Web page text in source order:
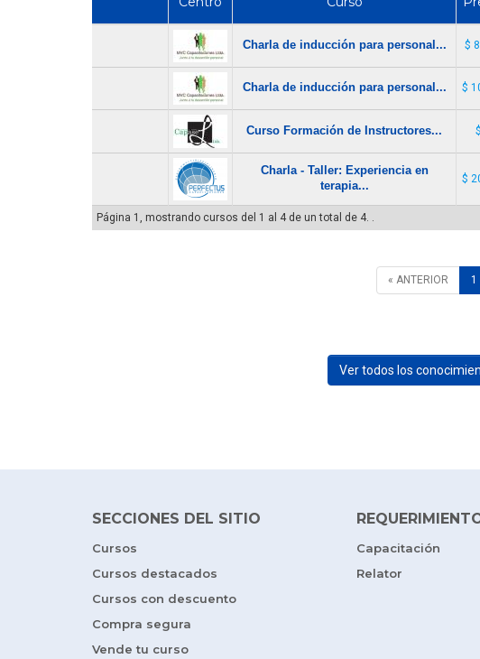
Charla de inducción para personal... $
Charla de inducción para personal... $
Curso Formación de Instructores...
Charla - Taller: Experiencia en
terapia...
$
Página 1, mostrando cursos del 1 al 4 de un total de 4. .
« ANTERIOR 1
Ver todos los
SECCIONES DEL SITIO
Cursos
Cursos destacados
Cursos con descuento
Compra segura
Vende tu curso
Capacitación
Relator